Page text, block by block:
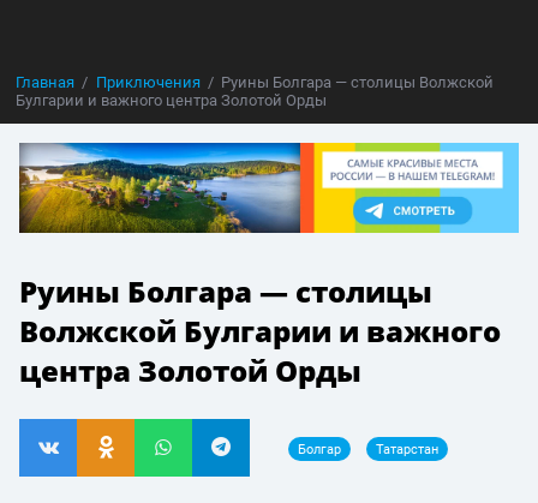
Главная Приключения
Руины Болгара — столицы Волжской
Булгарии и важного центра Золотой Орды
Руины Болгара — столицы
Волжской Булгарии и важного
центра Золотой Орды
Болгар Татарстан